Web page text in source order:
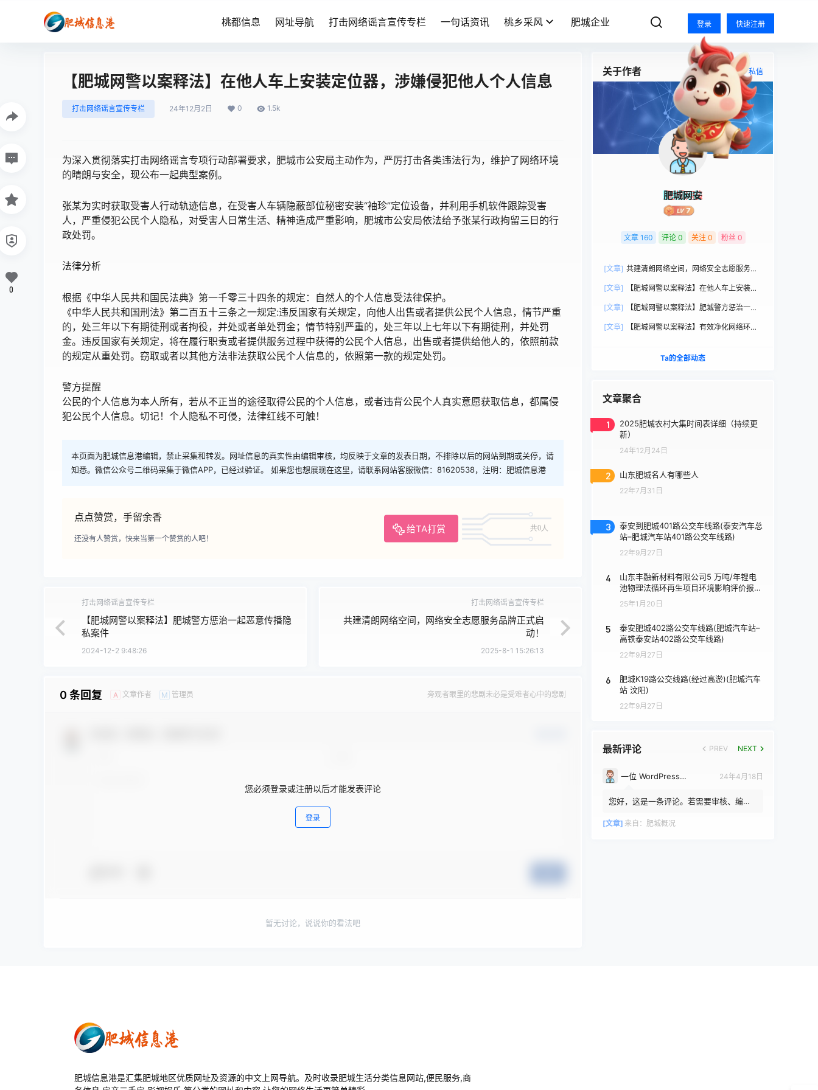
桃都信息 网址导航 打击网络谣言宣传专栏 一句话资讯 桃乡采风 肥城企业 登录 快速注册
【肥城网警以案释法】在他人车上安装定位器，涉嫌侵犯他人个人信息
打击网络谣言宣传专栏 24年12月2日 0 1.5k
为深入贯彻落实打击网络谣言专项行动部署要求，肥城市公安局主动作为，严厉打击各类违法行为，维护了网络环境
的晴朗与安全，现公布一起典型案例。
张某为实时获取受害人行动轨迹信息，在受害人车辆隐蔽部位秘密安装“袖珍”定位设备，并利用手机软件跟踪受害
人，严重侵犯公民个人隐私，对受害人日常生活、精神造成严重影响，肥城市公安局依法给予张某行政拘留三日的行
政处罚。
法律分析
根据《中华人民共和国民法典》第一千零三十四条的规定：自然人的个人信息受法律保护。
《中华人民共和国刑法》第二百五十三条之一规定:违反国家有关规定，向他人出售或者提供公民个人信息，情节严重
的，处三年以下有期徒刑或者拘役，并处或者单处罚金；情节特别严重的，处三年以上七年以下有期徒刑，并处罚
金。违反国家有关规定，将在履行职责或者提供服务过程中获得的公民个人信息，出售或者提供给他人的，依照前款
的规定从重处罚。窃取或者以其他方法非法获取公民个人信息的，依照第一款的规定处罚。
警方提醒
公民的个人信息为本人所有，若从不正当的途径取得公民的个人信息，或者违背公民个人真实意愿获取信息，都属侵
犯公民个人信息。切记！个人隐私不可侵，法律红线不可触！
本页面为肥城信息港编辑，禁止采集和转发。网址信息的真实性由编辑审核，均反映于文章的发表日期，不排除以后的网站到期或关停，请
知悉。微信公众号二维码采集于微信APP，已经过验证。 如果您也想展现在这里，请联系网站客服微信：81620538，注明：肥城信息港
点点赞赏，手留余香
给TA打赏 共0人
还没有人赞赏，快来当第一个赞赏的人吧！
0
打击网络谣言宣传专栏
【肥城网警以案释法】肥城警方惩治一起恶意传播隐
私案件
2024-12-2 9:48:26
打击网络谣言宣传专栏
共建清朗网络空间，网络安全志愿服务品牌正式启
动！
2025-8-1 15:26:13
0 条回复 A 文章作者 M 管理员 旁观者眼里的悲剧未必是受难者心中的悲剧
您必须登录或注册以后才能发表评论
登录
暂无讨论，说说你的看法吧
关于作者 关注 私信
肥城网安
文章 160 评论 0 关注 0 粉丝 0
[文章] 共建清朗网络空间，网络安全志愿服务品
[文章]
【肥城网警以案释法】在他人车上安装定
[文章]
【肥城网警以案释法】肥城警方惩治一起
[文章]
【肥城网警以案释法】有效净化网络环
Ta的全部动态
文章聚合
1
2025肥城农村大集时间表详细（持续更
新）
24年12月24日
2 山东肥城名人有哪些人
22年7月31日
3
泰安到肥城401路公交车线路(泰安汽车总
站–肥城汽车站401路公交车线路)
22年9月27日
4
山东丰融新材料有限公司5 万吨/年锂电
池物理法循环再生项目环境影响评价报批
前公示
25年1月20日
5
泰安肥城402路公交车线路(肥城汽车站–
高铁泰安站402路公交车线路)
22年9月27日
6
肥城K19路公交线路(经过高淤)(肥城汽车
站 汶阳)
22年9月27日
最新评论 PREV NEXT
一位 WordPress 评论者 24年4月18日
您好，这是一条评论。若需要审核、编辑
评论者头像来自 Gravatar。
[文章] 来自： 肥城概况
肥城信息港是汇集肥城地区优质网址及资源的中文上网导航。及时收录肥城生活分类信息网站,便民服务,商